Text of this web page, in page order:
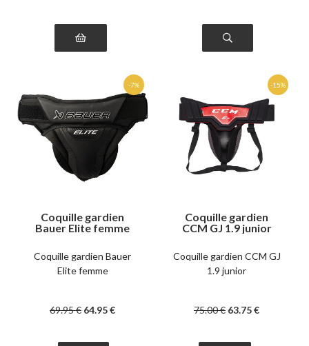
Coquille gardien
Bauer Elite femme
Coquille gardien Bauer
Elite femme
69.95€ 64.95€
Coquille gardien
CCM GJ 1.9 junior
Coquille gardien CCM GJ
1.9 junior
75.00€ 63.75€